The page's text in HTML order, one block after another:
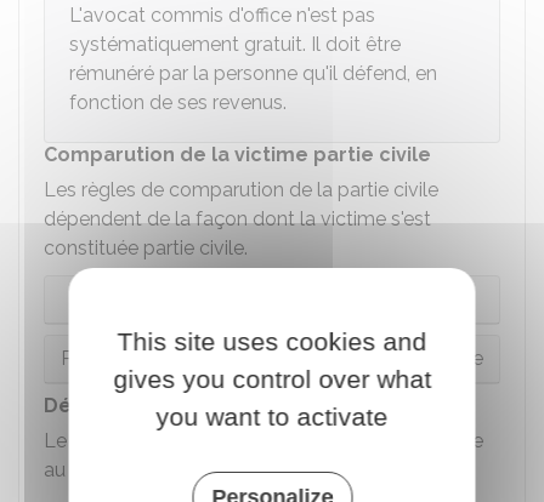
L'avocat commis d'office n'est pas
systématiquement gratuit. Il doit être
rémunéré par la personne qu'il défend, en
fonction de ses revenus.
Comparution de la victime partie civile
Les règles de comparution de la partie civile
dépendent de la façon dont la victime s'est
constituée partie civile.
Partie civile constituée par déclaration au greffe
Déroulement des débats
Le président du tribunal mène les débats et veille
au bon déroulement de l'audience.
This site uses cookies and
gives you control over what
you want to activate
Personalize